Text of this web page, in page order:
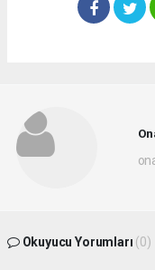
Okuyucu Yorumları (0)